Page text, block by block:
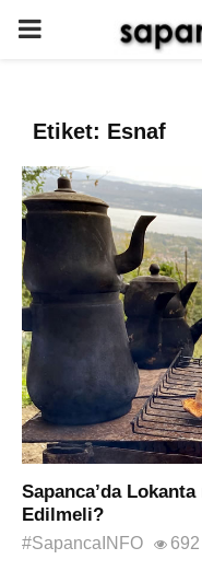
PRIMARY
Etiket: Esnaf
Sapanca’da
Edilmeli?
#SapancaINFO 692